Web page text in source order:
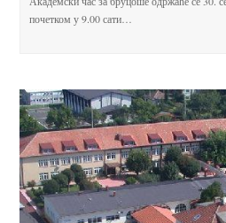
почетком у 9.00 сати…